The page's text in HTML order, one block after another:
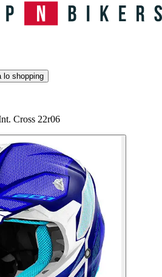
lo shopping
Cross 22r06